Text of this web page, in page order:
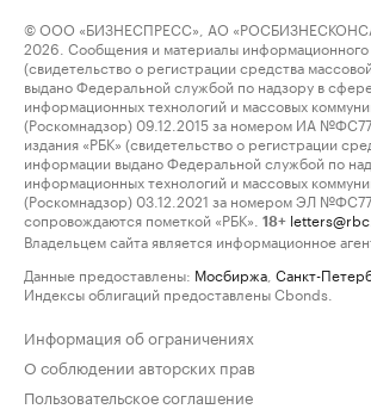
© ООО «БИЗНЕСПРЕСС», АО
2026. Сообщения и материалы информационного
(свидетельство о регистрации средства
выдано Федеральной службой по надзору в сфере
информационных технологий и массовых
(Роскомнадзор) 09.12.2015 за номером ИА
издания «РБК» (свидетельство о регистрации
информации выдано Федеральной службой по
информационных технологий и массовых
(Роскомнадзор) 03.12.2021 за номером ЭЛ
сопровождаются пометкой «РБК».
18+
Владельцем сайта является информационное
Данные предоставлены: Мосбиржа Санкт-
Индексы облигаций предоставлены Cbonds.
Информация об ограничениях
О соблюдении авторских прав
Пользовательское соглашение